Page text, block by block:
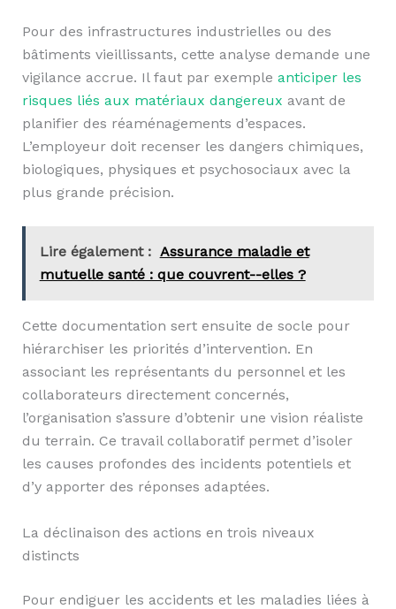
Pour des infrastructures industrielles ou des
bâtiments vieillissants, cette analyse demande une
vigilance accrue. Il faut par exemple anticiper les
risques liés aux matériaux dangereux avant de
planifier des réaménagements d’espaces.
L’employeur doit recenser les dangers chimiques,
biologiques, physiques et psychosociaux avec la
plus grande précision.
Lire également : Assurance maladie et
mutuelle santé : que couvrent--elles ?
Cette documentation sert ensuite de socle pour
hiérarchiser les priorités d’intervention. En
associant les représentants du personnel et les
collaborateurs directement concernés,
l’organisation s’assure d’obtenir une vision réaliste
du terrain. Ce travail collaboratif permet d’isoler
les causes profondes des incidents potentiels et
d’y apporter des réponses adaptées.
La déclinaison des actions en trois niveaux
distincts
Pour endiguer les accidents et les maladies liées à